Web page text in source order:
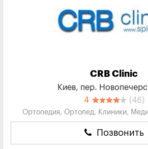
CRB Clinic
Киев, пер.
4
(46)
Ортопедия, Ортопед, Клиники,
Позвонить